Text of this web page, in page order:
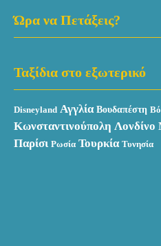
Ώρα να Πετάξεις?
Ταξίδια στο εξωτερικό
Disneyland Αγγλία Βουδαπέστη
Κωνσταντινούπολη Λονδίνο
Παρίσι Ρωσία Τουρκία Τυνησία